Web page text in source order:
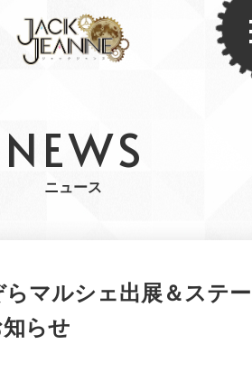
NEWS
ニュース
マルシェ出展＆ステー
らせ